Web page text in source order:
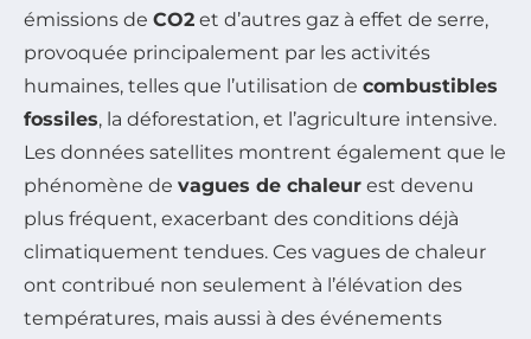
émissions de CO2 et d’autres gaz à effet de serre,
provoquée principalement par les activités
humaines, telles que l’utilisation de combustibles
fossiles, la déforestation, et l’agriculture intensive.
Les données satellites montrent également que le
phénomène de vagues de chaleur est devenu
plus fréquent, exacerbant des conditions déjà
climatiquement tendues. Ces vagues de chaleur
ont contribué non seulement à l’élévation des
températures, mais aussi à des événements